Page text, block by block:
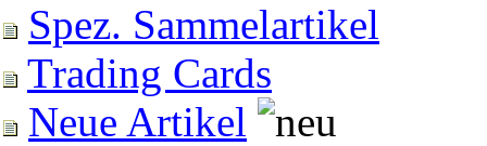
Spez. Sammelartikel
Trading Cards
Neue Artikel